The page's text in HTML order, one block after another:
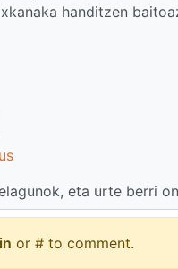
handitzen
eta urte berri
or # to comment.